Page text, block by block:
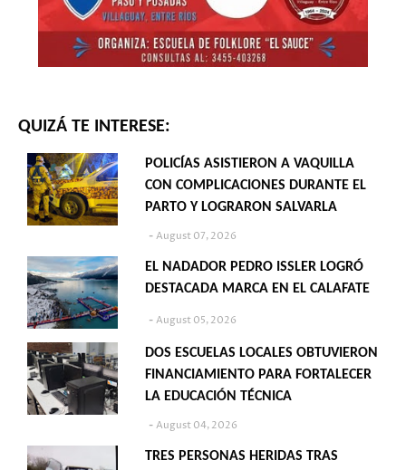
QUIZÁ TE INTERESE:
POLICÍAS ASISTIERON A VAQUILLA
CON COMPLICACIONES DURANTE EL
PARTO Y LOGRARON SALVARLA
August 07, 2026
EL NADADOR PEDRO ISSLER LOGRÓ
DESTACADA MARCA EN EL CALAFATE
August 05, 2026
DOS ESCUELAS LOCALES OBTUVIERON
FINANCIAMIENTO PARA FORTALECER
LA EDUCACIÓN TÉCNICA
August 04, 2026
TRES PERSONAS HERIDAS TRAS